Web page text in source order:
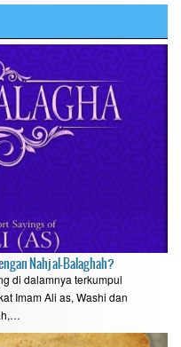
Nahj al-Balaghah?
di dalamnya terkumpul
Imam Ali as, Washi dan